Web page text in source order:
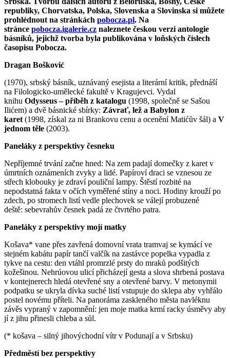
republiky, Chorvatska, Polska, Slovenska a Slovinska si můžete
prohlédnout na stránkách pobocza.pl. Na
stránce pobocza.igalerie.cz naleznete českou verzi antologie
básníků, jejichž tvorba byla publikována v loňských číslech
časopisu Pobocza.
Dragan Bošković
(1970), srbský básník, uznávaný esejista a literární kritik, přednáší
na Filologicko-umělecké fakultě v Kragujevci. Vydal
knihu Odysseus – příběh z katalogu (1998, společně se Sašou
Ilićem) a dvě básnické sbírky: Závrať, lež a Babylon z
karet (1998, získal za ni Brankovu cenu a ocenění Matićův šál) a V
jednom těle (2003).
Paneláky z perspektivy česneku
Nepříjemné trvání začne hned: Na zem padají domečky z karet v
úmrtních oznámeních zvyky a lidé. Papíroví draci se vznesou ze
střech klobouky je zdraví pouliční lampy. Štěstí rozbité na
nepodstatná fakta v očích vyměřené stíny a noci. Hodiny krouží po
zdech, po stromech listí vedle plechovek se válejí probuzené
deště: sebevrahův česnek padá ze čtvrtého patra.
Paneláky z perspektivy mojí matky
Košava* vane přes zavřená domovní vrata tramvaj se kymácí ve
stejném kabátu papír tančí valčík na zastávce popelka vypadla z
tykve na cestu: den vtáhl promrzlé prsty do mraků podšitých
kožešinou. Nehrúovou ulicí přicházejí gesta a slova shrbená postava
v kontejnerech hledá otevřené sny a otevřené barvy. V metonymii
podpatku se ukryla dívka suché listí vstupuje do sklepa aby vyhřálo
postel novému příteli. Na panoráma zaskleného města navléknu
závěs vypraný v zapomnění: jen moje matka krmí racky úsměvy aby
jí z jihu přinesli chleba a sůl.
(* košava – silný jihovýchodní vítr v Podunají a v Srbsku)
Předměstí bez perspektivy